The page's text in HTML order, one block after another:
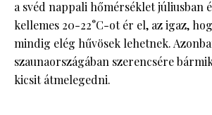
a svéd nappali hőmérséklet júliusban
kellemes 20-22°C-ot ér el, az igaz,
mindig elég hűvösek lehetnek.
szaunaországában szerencsére
kicsit átmelegedni.